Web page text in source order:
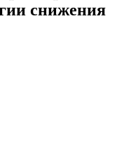
снижения